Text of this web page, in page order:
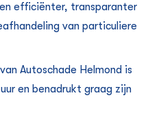
efficiënter, transparanter
van particuliere
Autoschade Helmond is
en benadrukt graag zijn